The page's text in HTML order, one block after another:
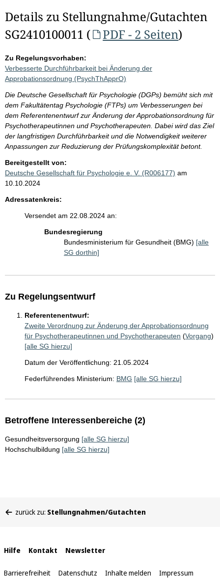
Details zu Stellungnahme/Gutachten
SG2410100011 (
PDF - 2 Seiten)
Zu Regelungsvorhaben:
Verbesserte Durchführbarkeit bei Änderung der
Approbationsordnung (PsychThApprO)
Die Deutsche Gesellschaft für Psychologie (DGPs) bemüht sich mit
dem Fakultätentag Psychologie (FTPs) um Verbesserungen bei
dem Referentenentwurf zur Änderung der Approbationsordnung für
Psychotherapeutinnen und Psychotherapeuten. Dabei wird das Ziel
der langfristigen Durchführbarkeit und die Notwendigkeit weiterer
Anpassungen zur Reduzierung der Prüfungskomplexität betont.
Bereitgestellt von:
Deutsche Gesellschaft für Psychologie e. V. (R006177) am
10.10.2024
Adressatenkreis:
Versendet am 22.08.2024 an:
Bundesregierung
Bundesministerium für Gesundheit (BMG) [alle
SG dorthin]
Zu Regelungsentwurf
Referentenentwurf:
Zweite Verordnung zur Änderung der Approbationsordnung
für Psychotherapeutinnen und Psychotherapeuten (Vorgang)
[alle SG hierzu]
Datum der Veröffentlichung: 21.05.2024
Federführendes Ministerium: BMG [alle SG hierzu]
Betroffene Interessenbereiche (2)
Gesundheitsversorgung [alle SG hierzu]
Hochschulbildung [alle SG hierzu]
befinden
zurück zu: Stellungnahmen/Gutachten
Interne
Links
Hilfe Kontakt Newsletter
Barrierefreiheit Datenschutz Inhalte melden Impressum